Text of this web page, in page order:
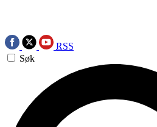
RSS
Søk